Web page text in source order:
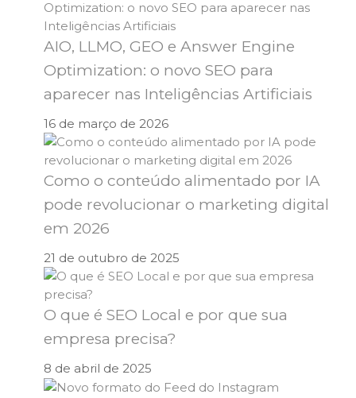
AIO, LLMO, GEO e Answer Engine
Optimization: o novo SEO para
aparecer nas Inteligências Artificiais
16 de março de 2026
Como o conteúdo alimentado por IA
pode revolucionar o marketing digital
em 2026
21 de outubro de 2025
O que é SEO Local e por que sua
empresa precisa?
8 de abril de 2025